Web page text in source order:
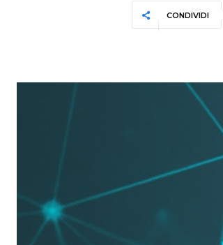
CONDIVIDI